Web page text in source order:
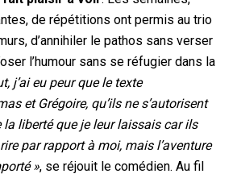
de répétitions ont permis au trio
d’annihiler le pathos sans verser
l’humour sans se réfugier dans la
j’ai eu peur que le texte
et Grégoire, qu’ils ne s’autorisent
la liberté que je leur laissais car ils
par rapport à moi, mais l’aventure
», se réjouit le comédien. Au fil